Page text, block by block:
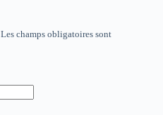
Les champs obligatoires sont